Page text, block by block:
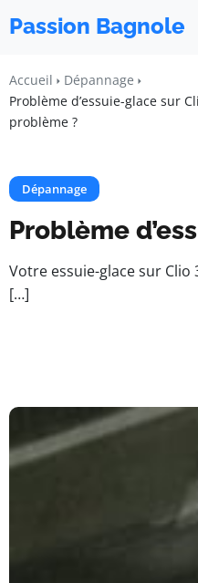
Passion Bagnole
Accueil
Dépannage
Problème d’essuie-glace sur
problème ?
Dépannage
Problème
Votre essuie-glace sur
[…]